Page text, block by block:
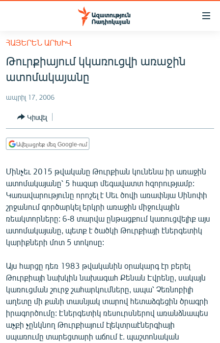
Մատչելիության
հիմնական
բովանդակությանը
հիմնական
մենյուին
ՀԱՅԱՍՏԱՆ
ՔԱՂԱՔԱԿԱՆ
ԸՆՏՐՈՒԹՅՈՒՆՆԵՐ 2026
ԻՐԱՎՈՒՆՔ
ՀԱՍԱՐԱԿՈՒԹՅՈՒՆ
ՂԱՐԱԲԱՂ
ՊԱՏԵՐԱԶՄԻ 6 ՇԱԲԱԹՆԵՐԸ
ՏԱՐԱԾԱՇՐՋԱՆ
ՄԻՋԱԶԳԱՅԻՆ
ՄՇԱԿՈՒՅԹ
ՍՊՈՐՏ
ՄԵԿՆԱԲԱՆՈՒԹՅՈՒՆ
ՏՏ ԵՒ ԻՆՏԵՐՆԵՏ
ԿՈՐՈՆԱՎԻՐՈՒՍ
ԱՐԽԻՎ
ՀԱՅԵՐԵՆ ԱՐԽԻՎ
Թուրքիայում կկառուցվի առաջին
ատոմակայանը
ապրիլ 17, 2006
Կիսվել
Ավելացրեք մեզ Google-ում
Մինչեւ 2015 թվականը Թուրքիան կունենա իր առաջին
ատոմակայանը՝ 5 հազար մեգավատտ հզորությամբ:
Կառավարությունը որոշել է Սեւ ծովի առափնյա Սինոփի
շրջանում գործարկել երկրի առաջին միջուկային
ռեակտորները: 6-8 տարվա ընթացքում կառուցվելիք այս
ատոմակայանը, պետք է ծածկի Թուրքիայի էներգետիկ
կարիքների մոտ 5 տոկոսը:
Այս հարցը դեռ 1983 թվականին օրակարգ էր բերել
Թուրքիայի նախկին նախագահ Քենան Էվրենը, սակայն
կառուցման շուրջ շահարկումները, ապա՝ Չեռնոբիլի
աղետը մի քանի տասնյակ տարով հետաձգեցին ծրագրի
իրագործումը: Էներգետիկ ռեսուրսներով առանձնապես
աչքի չընկնող Թուրքիայում էլեկտրաէներգիայի
սպառումը տարեցտարի աճում է. պաշտոնական